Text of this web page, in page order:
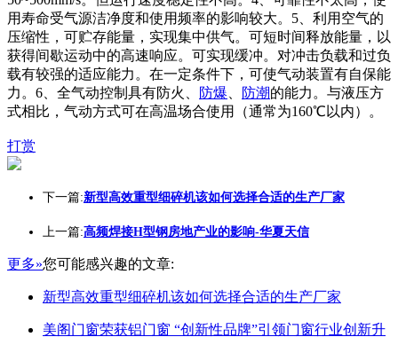
用寿命受气源洁净度和使用频率的影响较大。5、利用空气的
压缩性，可贮存能量，实现集中供气。可短时间释放能量，以
获得间歇运动中的高速响应。可实现缓冲。对冲击负载和过负
载有较强的适应能力。在一定条件下，可使气动装置有自保能
力。6、全气动控制具有防火、
防爆 防潮的能力。与液压方
式相比，气动方式可在高温场合使用（通常为160℃以内）。
打赏
下一篇:新型高效重型细碎机该如何选择合适的生产厂家
上一篇:高频焊接H型钢房地产业的影响-华夏天信
更多»您可能感兴趣的文章:
新型高效重型细碎机该如何选择合适的生产厂家
美阁门窗荣获铝门窗 “创新性品牌”引领门窗行业创新升